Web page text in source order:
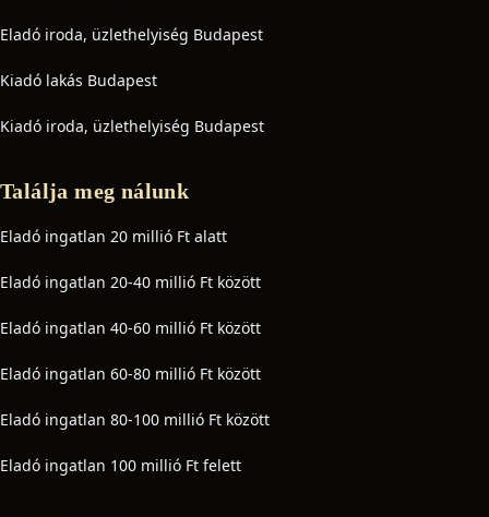
Eladó iroda, üzlethelyiség Budapest
Kiadó lakás Budapest
Kiadó iroda, üzlethelyiség Budapest
Találja meg nálunk
Eladó ingatlan 20 millió Ft alatt
Eladó ingatlan 20-40 millió Ft között
Eladó ingatlan 40-60 millió Ft között
Eladó ingatlan 60-80 millió Ft között
Eladó ingatlan 80-100 millió Ft között
Eladó ingatlan 100 millió Ft felett